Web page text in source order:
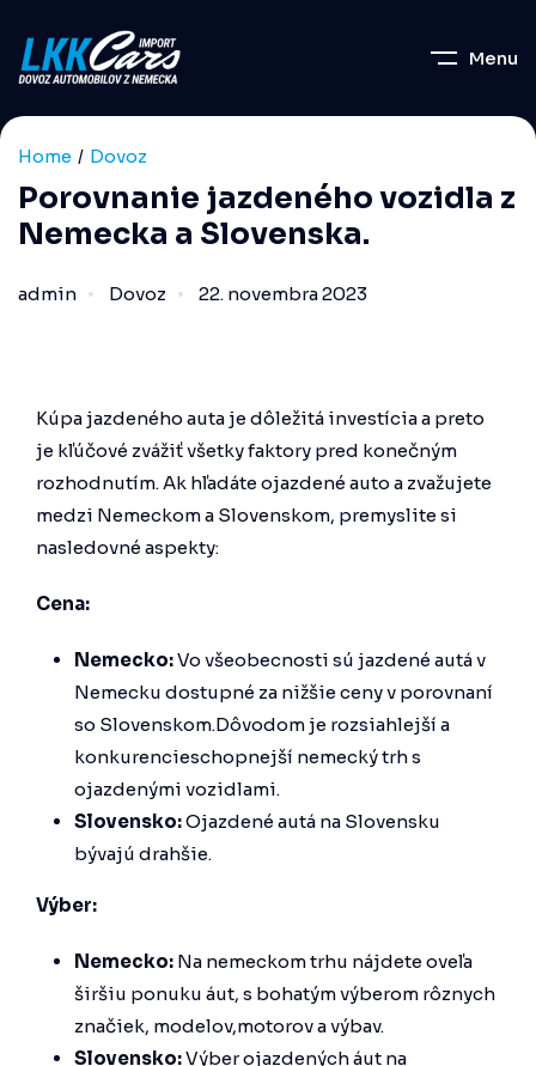
Menu
Home Dovoz
Porovnanie jazdeného vozidla z
Nemecka a Slovenska.
admin Dovoz 22. novembra 2023
Kúpa jazdeného auta je dôležitá investícia a preto
je kľúčové zvážiť všetky faktory pred konečným
rozhodnutím. Ak hľadáte ojazdené auto a zvažujete
medzi Nemeckom a Slovenskom, premyslite si
nasledovné aspekty:
Cena:
Nemecko:Vo všeobecnosti sú jazdené autá v
Nemecku dostupné za nižšie ceny v porovnaní
so Slovenskom.Dôvodom je rozsiahlejší a
konkurencieschopnejší nemecký trh s
ojazdenými vozidlami.
Slovensko:Ojazdené autá na Slovensku
bývajú drahšie.
Výber:
Nemecko: Na nemeckom trhu nájdete oveľa
širšiu ponuku áut, s bohatým výberom rôznych
značiek, modelov,motorov a výbav.
Slovensko:Výber ojazdených áut na